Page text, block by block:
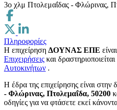
3ο χλμ Πτολεμαΐδας - Φλώρινας,
Πληροφορίες
Η επιχείρηση ΔΟΥΝΑΣ ΕΠΕ
Επιχειρήσεις και
Αυτοκινήτων .
H έδρα της επιχείρησης είναι στην
- Φλώρινας, Πτολεμαΐδα, 50200
οδηγίες για να φτάσετε εκεί